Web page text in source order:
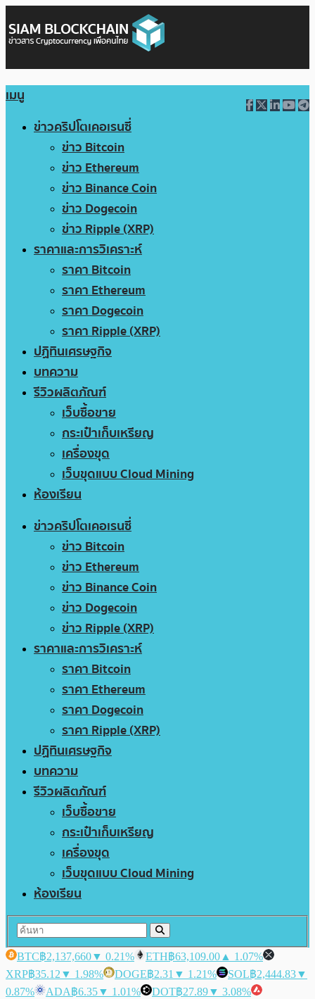
เมนู
ข่าวคริปโตเคอเรนซี่
ข่าว Bitcoin
ข่าว Ethereum
ข่าว Binance Coin
ข่าว Dogecoin
ข่าว Ripple (XRP)
ราคาและการวิเคราะห์
ราคา Bitcoin
ราคา Ethereum
ราคา Dogecoin
ราคา Ripple (XRP)
ปฏิทินเศรษฐกิจ
บทความ
รีวิวผลิตภัณฑ์
เว็บซื้อขาย
กระเป๋าเก็บเหรียญ
เครื่องขุด
เว็บขุดแบบ Cloud Mining
ห้องเรียน
ข่าวคริปโตเคอเรนซี่
ข่าว Bitcoin
ข่าว Ethereum
ข่าว Binance Coin
ข่าว Dogecoin
ข่าว Ripple (XRP)
ราคาและการวิเคราะห์
ราคา Bitcoin
ราคา Ethereum
ราคา Dogecoin
ราคา Ripple (XRP)
ปฏิทินเศรษฐกิจ
บทความ
รีวิวผลิตภัณฑ์
เว็บซื้อขาย
กระเป๋าเก็บเหรียญ
เครื่องขุด
เว็บขุดแบบ Cloud Mining
ห้องเรียน
BTC฿2,137,660▼ 0.21% ETH฿63,109.00 ▲ 1.07%
XRP฿35.12 ▼ 1.98% DOGE฿2.31 ▼ 1.21% SOL฿2,444.83▼
0.87%
ADA฿6.35▼ 1.01% DOT฿27.89▼ 3.08%